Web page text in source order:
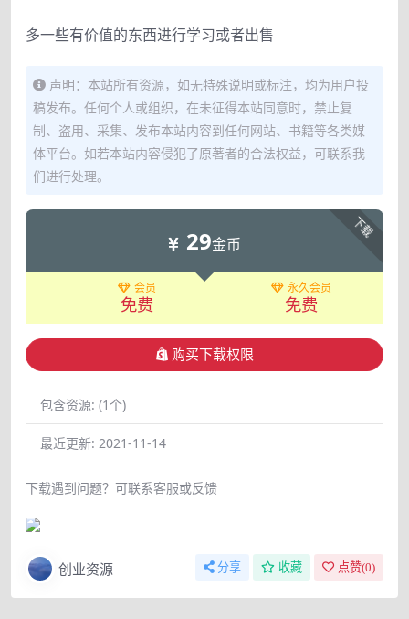
多一些有价值的东西进行学习或者出售
声明：本站所有资源，如无特殊说明或标注，均为用户投
稿发布。任何个人或组织，在未征得本站同意时，禁止复
制、盗用、采集、发布本站内容到任何网站、书籍等各类媒
体平台。如若本站内容侵犯了原著者的合法权益，可联系我
们进行处理。
下载
29金币
会员
免费
永久会员
免费
购买下载权限
包含资源: (1个)
最近更新: 2021-11-14
下载遇到问题？可联系客服或反馈
创业资源 分享 收藏 点赞(0)